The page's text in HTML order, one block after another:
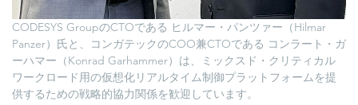
CODESYS GroupのCTOである ヒルマー・パンツァー（Hilmar
Panzer）氏と、コンガテックのCOO兼CTOである コンラート・ガ
ーハマー（Konrad Garhammer）は、ミックスド・クリティカル
ワークロード用の仮想化リアルタイム制御プラットフォームを提
供するための戦略的協力関係を歓迎しています。